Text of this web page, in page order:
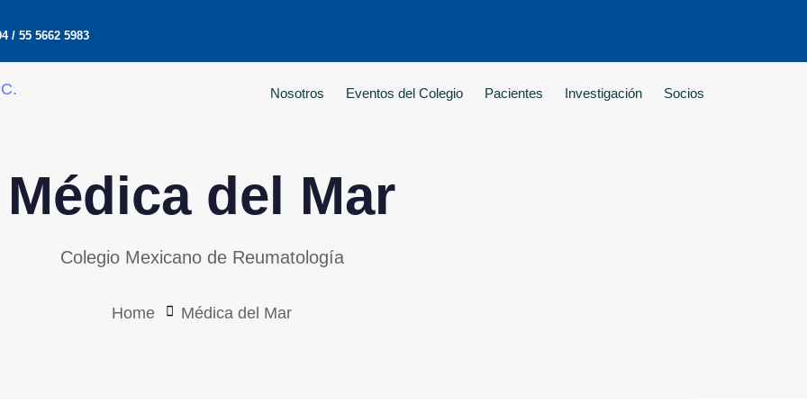
/ 55 5662 5983
Nosotros Eventos del Colegio Pacientes Investigación Socios
Médica del Mar
Colegio Mexicano de Reumatología
Home Médica del Mar